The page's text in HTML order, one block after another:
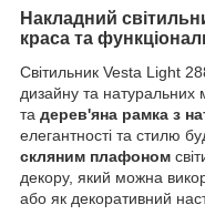
Накладний
краса та
Світильник Vesta Light
дизайну та натуральних
та дерев'яна рамка з
елегантності та стилю
скляним плафоном
декору, який можна
або як декоративний